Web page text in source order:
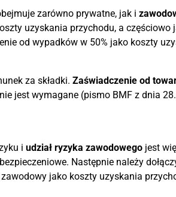
zarówno prywatne, jak i
uzyskania przychodu, a częściowo
od wypadków w 50% jako koszty
za składki. Zaświadczenie od
jest wymagane (pismo BMF z dnia
i udział ryzyka zawodowegojest
Następnie należy
jako koszty uzyskania